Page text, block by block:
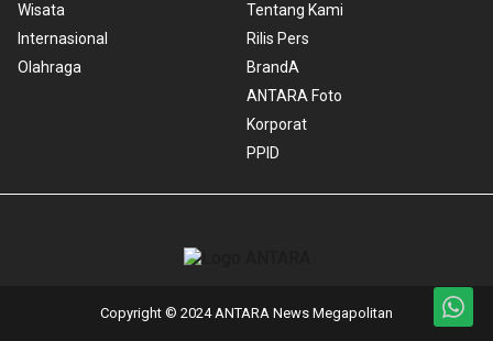
Wisata
Internasional
Olahraga
Tentang Kami
Rilis Pers
BrandA
ANTARA Foto
Korporat
PPID
Copyright © 2024 ANTARA News Megapolitan